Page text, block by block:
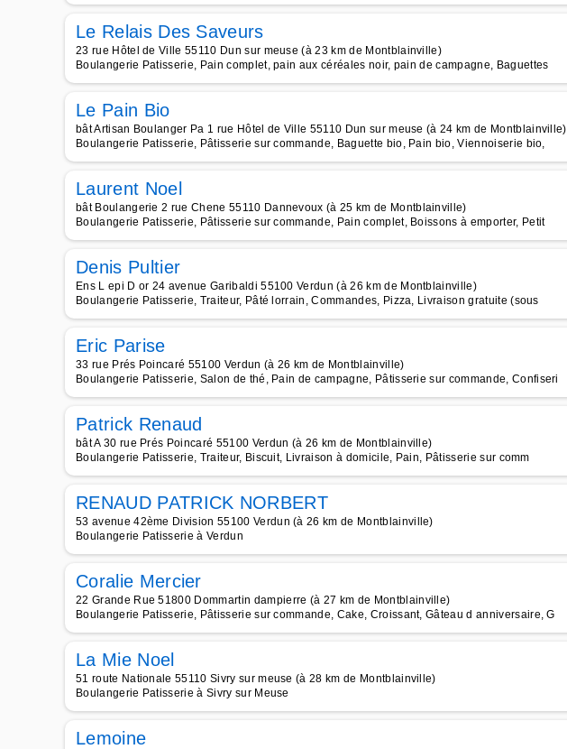
Le Relais Des Saveurs
23 rue Hôtel de Ville 55110 Dun sur meuse (à 23 km de Montblainville)
Boulangerie Patisserie, Pain complet, pain aux céréales noir, pain de campagne, Baguettes
Le Pain Bio
bât Artisan Boulanger Pa 1 rue Hôtel de Ville 55110 Dun sur meuse (à 24 km de Montblainville)
Boulangerie Patisserie, Pâtisserie sur commande, Baguette bio, Pain bio, Viennoiserie bio,
Laurent Noel
bât Boulangerie 2 rue Chene 55110 Dannevoux (à 25 km de Montblainville)
Boulangerie Patisserie, Pâtisserie sur commande, Pain complet, Boissons à emporter, Petit
Denis Pultier
Ens L epi D or 24 avenue Garibaldi 55100 Verdun (à 26 km de Montblainville)
Boulangerie Patisserie, Traiteur, Pâté lorrain, Commandes, Pizza, Livraison gratuite (sous
Eric Parise
33 rue Prés Poincaré 55100 Verdun (à 26 km de Montblainville)
Boulangerie Patisserie, Salon de thé, Pain de campagne, Pâtisserie sur commande, Confiseri
Patrick Renaud
bât A 30 rue Prés Poincaré 55100 Verdun (à 26 km de Montblainville)
Boulangerie Patisserie, Traiteur, Biscuit, Livraison à domicile, Pain, Pâtisserie sur comm
RENAUD PATRICK NORBERT
53 avenue 42ème Division 55100 Verdun (à 26 km de Montblainville)
Boulangerie Patisserie à Verdun
Coralie Mercier
22 Grande Rue 51800 Dommartin dampierre (à 27 km de Montblainville)
Boulangerie Patisserie, Pâtisserie sur commande, Cake, Croissant, Gâteau d anniversaire, G
La Mie Noel
51 route Nationale 55110 Sivry sur meuse (à 28 km de Montblainville)
Boulangerie Patisserie à Sivry sur Meuse
Lemoine